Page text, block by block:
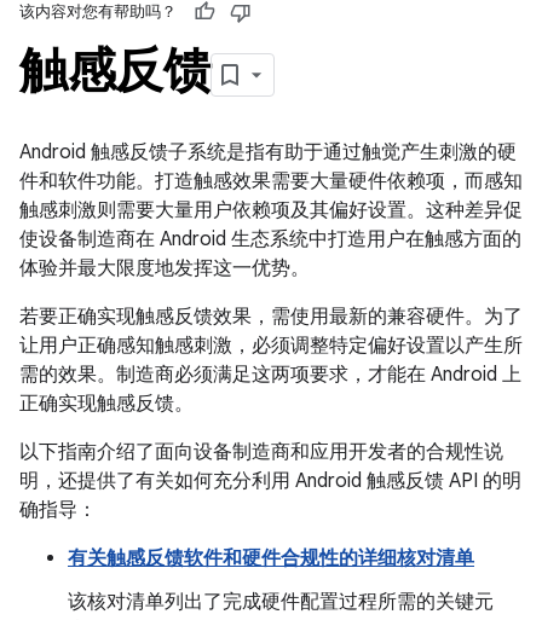
该内容对您有帮助吗？
触感反馈
Android 触感反馈子系统是指有助于通过触觉产生刺激的硬
件和软件功能。打造触感效果需要大量硬件依赖项，而感知
触感刺激则需要大量用户依赖项及其偏好设置。 这种差异促
使设备制造商在 Android 生态系统中打造用户在触感方面的
体验并最大限度地发挥这一优势。
若要正确实现触感反馈效果，需使用最新的兼容硬件。为了
让用户正确感知触感刺激，必须调整特定偏好设置以产生所
需的效果。制造商必须满足这两项要求，才能在 Android 上
正确实现触感反馈。
以下指南介绍了面向设备制造商和应用开发者的合规性说
明，还提供了有关如何充分利用 Android 触感反馈 API 的明
确指导：
有关触感反馈软件和硬件合规性的详细核对清单
该核对清单列出了完成硬件配置过程所需的关键元